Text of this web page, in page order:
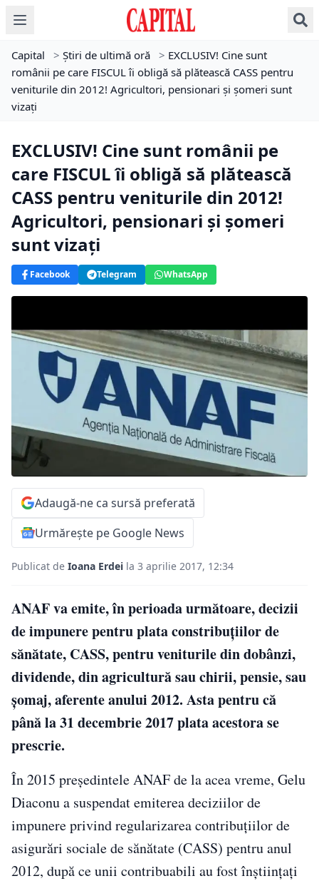
Capital > Știri de ultimă oră > EXCLUSIV! Cine sunt
românii pe care FISCUL îi obligă să plătească CASS pentru
veniturile din 2012! Agricultori, pensionari şi şomeri sunt
vizaţi
EXCLUSIV! Cine sunt românii pe
care FISCUL îi obligă să plătească
CASS pentru veniturile din 2012!
Agricultori, pensionari şi şomeri
sunt vizaţi
Facebook Telegram WhatsApp
Adaugă-ne ca sursă preferată
Urmărește pe Google News
Publicat de Ioana Erdei la 3 aprilie 2017, 12:34
ANAF va emite, în perioada următoare, decizii
de impunere pentru plata constribuţiilor de
sănătate, CASS, pentru veniturile din dobânzi,
dividende, din agricultură sau chirii, pensie, sau
şomaj, aferente anului 2012. Asta pentru că
până la 31 decembrie 2017 plata acestora se
prescrie.
În 2015 preşedintele ANAF de la acea vreme, Gelu
Diaconu a suspendat emiterea deciziilor de
impunere privind regularizarea contribuţiilor de
asigurări sociale de sănătate (CASS) pentru anul
2012, după ce unii contribuabili au fost înştiinţaţi